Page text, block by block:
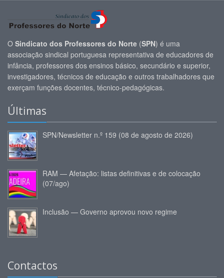
O Sindicato dos Professores do Norte (SPN) é uma
associação sindical portuguesa representativa de educadores de
infância, professores dos ensinos básico, secundário e superior,
investigadores, técnicos de educação e outros trabalhadores que
exerçam funções docentes, técnico-pedagógicas.
Últimas
SPN/Newsletter n.º 159 (08 de agosto de 2026)
RAM — Afetação: listas definitivas e de colocação
(07/ago)
Inclusão — Governo aprovou novo regime
Contactos